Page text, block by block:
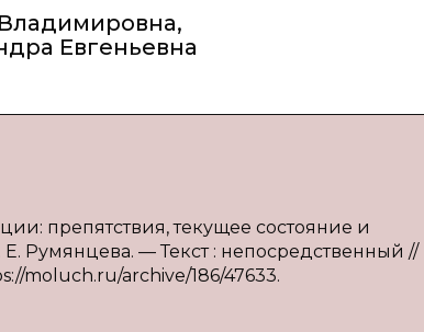
,
Евгеньевна
препятствия, текущее состояние и
Румянцева. — Текст : непосредственный //
moluch.ru/archive/186/47633.